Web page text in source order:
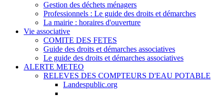
Gestion des déchets ménagers
Professionnels : Le guide des droits et démarches
La mairie : horaires d'ouverture
Vie associative
COMITE DES FETES
Guide des droits et démarches associatives
Le guide des droits et démarches associatives
ALERTE METEO
RELEVES DES COMPTEURS D'EAU POTABLE
Landespublic.org